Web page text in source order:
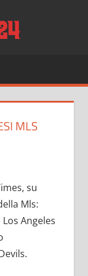
MLS
su
Mls:
Angeles